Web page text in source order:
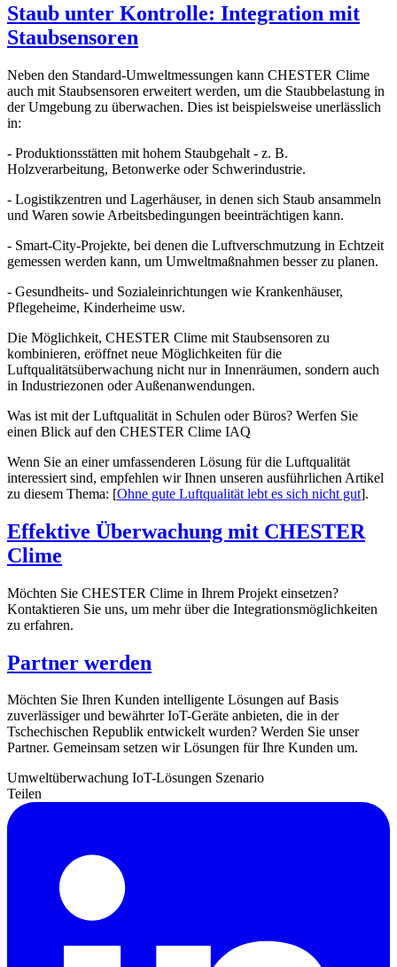
Staub unter Kontrolle: Integration mit
Staubsensoren
Neben den Standard-Umweltmessungen kann CHESTER Clime
auch mit Staubsensoren erweitert werden, um die Staubbelastung in
der Umgebung zu überwachen. Dies ist beispielsweise unerlässlich
in:
- Produktionsstätten mit hohem Staubgehalt - z. B.
Holzverarbeitung, Betonwerke oder Schwerindustrie.
- Logistikzentren und Lagerhäuser, in denen sich Staub ansammeln
und Waren sowie Arbeitsbedingungen beeinträchtigen kann.
- Smart-City-Projekte, bei denen die Luftverschmutzung in Echtzeit
gemessen werden kann, um Umweltmaßnahmen besser zu planen.
- Gesundheits- und Sozialeinrichtungen wie Krankenhäuser,
Pflegeheime, Kinderheime usw.
Die Möglichkeit, CHESTER Clime mit Staubsensoren zu
kombinieren, eröffnet neue Möglichkeiten für die
Luftqualitätsüberwachung nicht nur in Innenräumen, sondern auch
in Industriezonen oder Außenanwendungen.
Was ist mit der Luftqualität in Schulen oder Büros? Werfen Sie
einen Blick auf den CHESTER Clime IAQ
Wenn Sie an einer umfassenderen Lösung für die Luftqualität
interessiert sind, empfehlen wir Ihnen unseren ausführlichen Artikel
zu diesem Thema: [Ohne gute Luftqualität lebt es sich nicht gut].
Effektive Überwachung mit CHESTER
Clime
Möchten Sie CHESTER Clime in Ihrem Projekt einsetzen?
Kontaktieren Sie uns, um mehr über die Integrationsmöglichkeiten
zu erfahren.
Partner werden
Möchten Sie Ihren Kunden intelligente Lösungen auf Basis
zuverlässiger und bewährter IoT-Geräte anbieten, die in der
Tschechischen Republik entwickelt wurden? Werden Sie unser
Partner. Gemeinsam setzen wir Lösungen für Ihre Kunden um.
Umweltüberwachung IoT-Lösungen Szenario
Teilen